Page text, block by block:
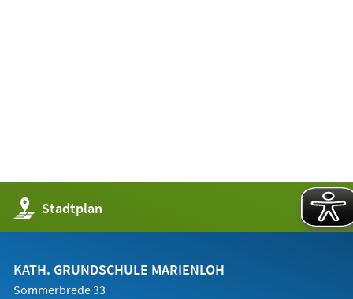
Stadtplan
(Öffnet
in
einem
Tab)
KATH. GRUNDSCHULE MARIENLOH
Sommerbrede 33